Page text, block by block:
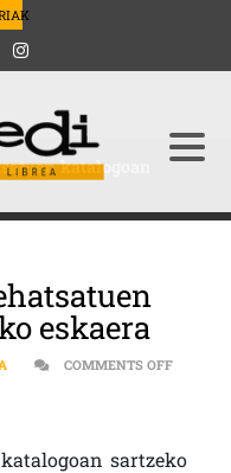
katalogoan
eskaera
COMMENTS OFF
sartzeko